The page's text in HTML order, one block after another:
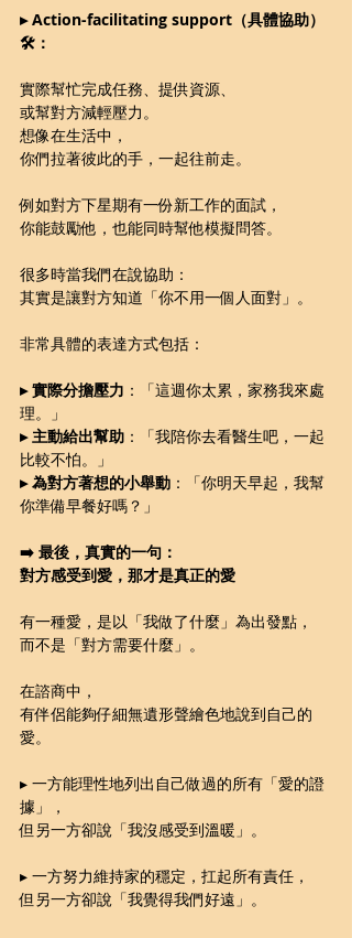
▸ Action-facilitating support（具體協助）
🛠️：
實際幫忙完成任務、提供資源、
或幫對方減輕壓力。
想像在生活中，
你們拉著彼此的手，一起往前走。
例如對方下星期有一份新工作的面試，
你能鼓勵他，也能同時幫他模擬問答。
很多時當我們在說協助：
其實是讓對方知道「你不用一個人面對」。
非常具體的表達方式包括：
▸ 實際分擔壓力 ：「這週你太累，家務我來處
理。」
▸ 主動給出幫助 ：「我陪你去看醫生吧，一起
比較不怕。」
▸ 為對方著想的小舉動 ：「你明天早起，我幫
你準備早餐好嗎？」
➡️ 最後，真實的一句：
對方感受到愛，那才是真正的愛
有一種愛，是以「我做了什麼」為出發點，
而不是「對方需要什麼」。
在諮商中，
有伴侶能夠仔細無遺形聲繪色地說到自己的
愛。
▸ 一方能理性地列出自己做過的所有「愛的證
據」，
但另一方卻說「我沒感受到溫暖」。
▸ 一方努力維持家的穩定，扛起所有責任，
但另一方卻說「我覺得我們好遠」。